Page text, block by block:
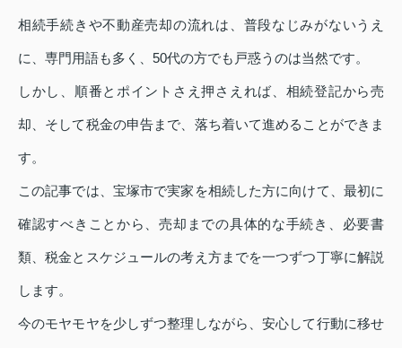
相続手続きや不動産売却の流れは、普段なじみがないうえ
に、専門用語も多く、50代の方でも戸惑うのは当然です。
しかし、順番とポイントさえ押さえれば、相続登記から売
却、そして税金の申告まで、落ち着いて進めることができま
す。
この記事では、宝塚市で実家を相続した方に向けて、最初に
確認すべきことから、売却までの具体的な手続き、必要書
類、税金とスケジュールの考え方までを一つずつ丁寧に解説
します。
今のモヤモヤを少しずつ整理しながら、安心して行動に移せ